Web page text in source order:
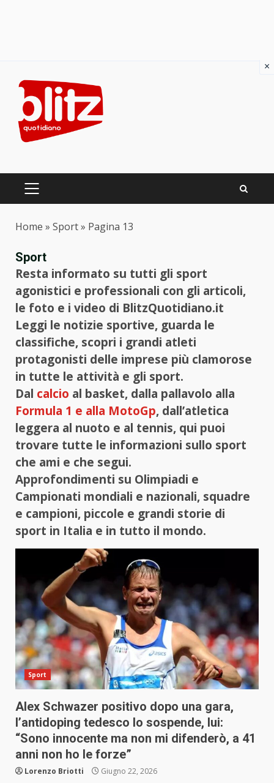
content
PRIMARY
Home » Sport» Pagina 13
Sport
Resta informato su tutti gli sport
agonistici e professionali con gli articoli,
le foto e i video di BlitzQuotidiano.it
Leggi le notizie sportive, guarda le
classifiche, scopri i grandi atleti
protagonisti delle imprese più clamorose
in tutte le attività e gli sport.
Dal calcio al basket, dalla pallavolo alla
Formula 1 e alla MotoGp, dall’atletica
leggera al nuoto e al tennis, qui puoi
trovare tutte le informazioni sullo sport
che ami e che segui.
Approfondimenti su Olimpiadi e
Campionati mondiali e nazionali, squadre
e campioni, piccole e grandi storie di
sport in Italia e in tutto il mondo.
Sport
Alex Schwazer positivo dopo una gara,
l’antidoping tedesco lo sospende, lui:
“Sono innocente ma non mi difenderò, a 41
anni non ho le forze”
Lorenzo Briotti Giugno 22, 2026
×